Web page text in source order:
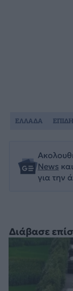
Διάβασε
News
για την
ΕΛΛΑΔΑ